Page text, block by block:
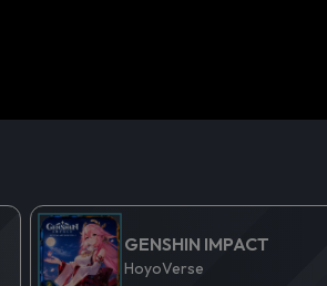
GENSHIN IMPACT
HoyoVerse